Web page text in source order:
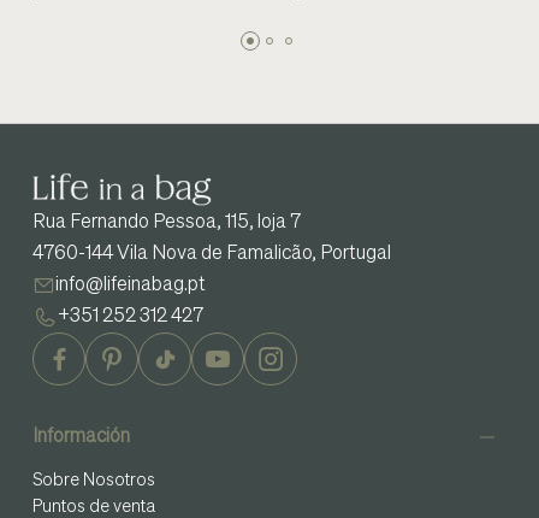
Rua Fernando Pessoa, 115, loja 7
4760-144 Vila Nova de Famalicão, Portugal
info@lifeinabag.pt
+351 252 312 427
Información
Sobre Nosotros
Puntos de venta